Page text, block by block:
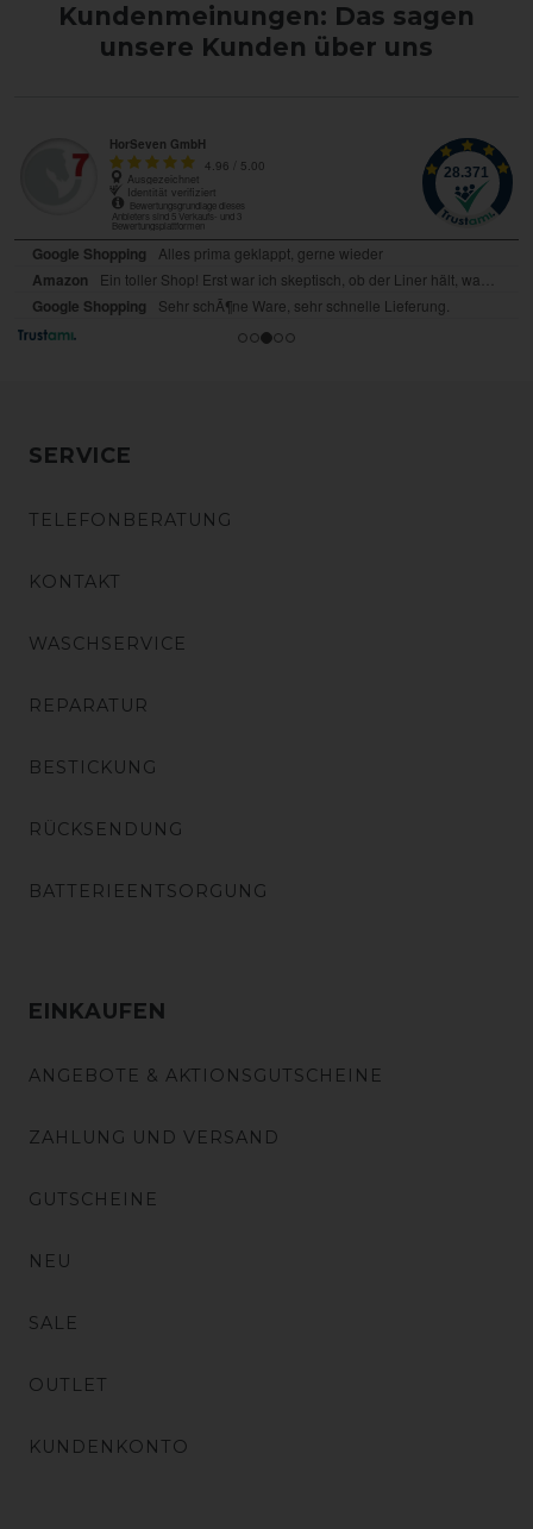
Kundenmeinungen: Das sagen
unsere Kunden über uns
SERVICE
TELEFONBERATUNG
KONTAKT
WASCHSERVICE
REPARATUR
BESTICKUNG
RÜCKSENDUNG
BATTERIEENTSORGUNG
EINKAUFEN
ANGEBOTE & AKTIONSGUTSCHEINE
ZAHLUNG UND VERSAND
GUTSCHEINE
NEU
SALE
OUTLET
KUNDENKONTO